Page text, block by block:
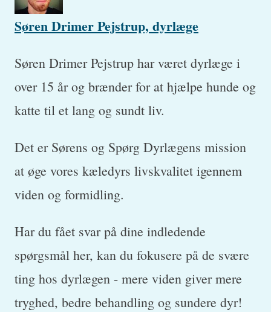
Søren Drimer Pejstrup, dyrlæge
Søren Drimer Pejstrup har været dyrlæge i
over 15 år og brænder for at hjælpe hunde og
katte til et lang og sundt liv.
Det er Sørens og Spørg Dyrlægens mission
at øge vores kæledyrs livskvalitet igennem
viden og formidling.
Har du fået svar på dine indledende
spørgsmål her, kan du fokusere på de svære
ting hos dyrlægen - mere viden giver mere
tryghed, bedre behandling og sundere dyr!